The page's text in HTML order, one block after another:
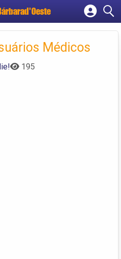
empresa
conta
Médicos
195